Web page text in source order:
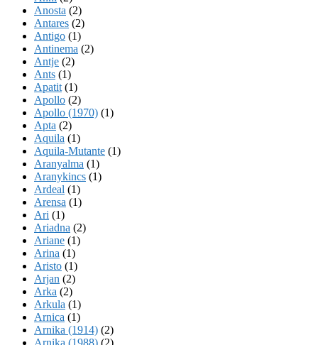
Anosta (2)
Antares (2)
Antigo (1)
Antinema (2)
Antje (2)
Ants (1)
Apatit (1)
Apollo (2)
Apollo (1970) (1)
Apta (2)
Aquila (1)
Aquila-Mutante (1)
Aranyalma (1)
Aranykincs (1)
Ardeal (1)
Arensa (1)
Ari (1)
Ariadna (2)
Ariane (1)
Arina (1)
Aristo (1)
Arjan (2)
Arka (2)
Arkula (1)
Arnica (1)
Arnika (1914) (2)
Arnika (1988) (2)